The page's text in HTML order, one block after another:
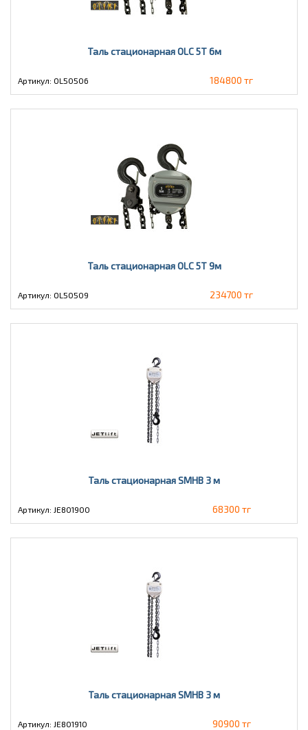
Таль стационарная OLC 5Т 6м
Артикул: OL50506 184800 тг
Таль стационарная OLC 5Т 9м
Артикул: OL50509 234700 тг
Таль стационарная SMHB 3 м
Артикул: JE801900 68300 тг
Таль стационарная SMHB 3 м
Артикул: JE801910 90900 тг